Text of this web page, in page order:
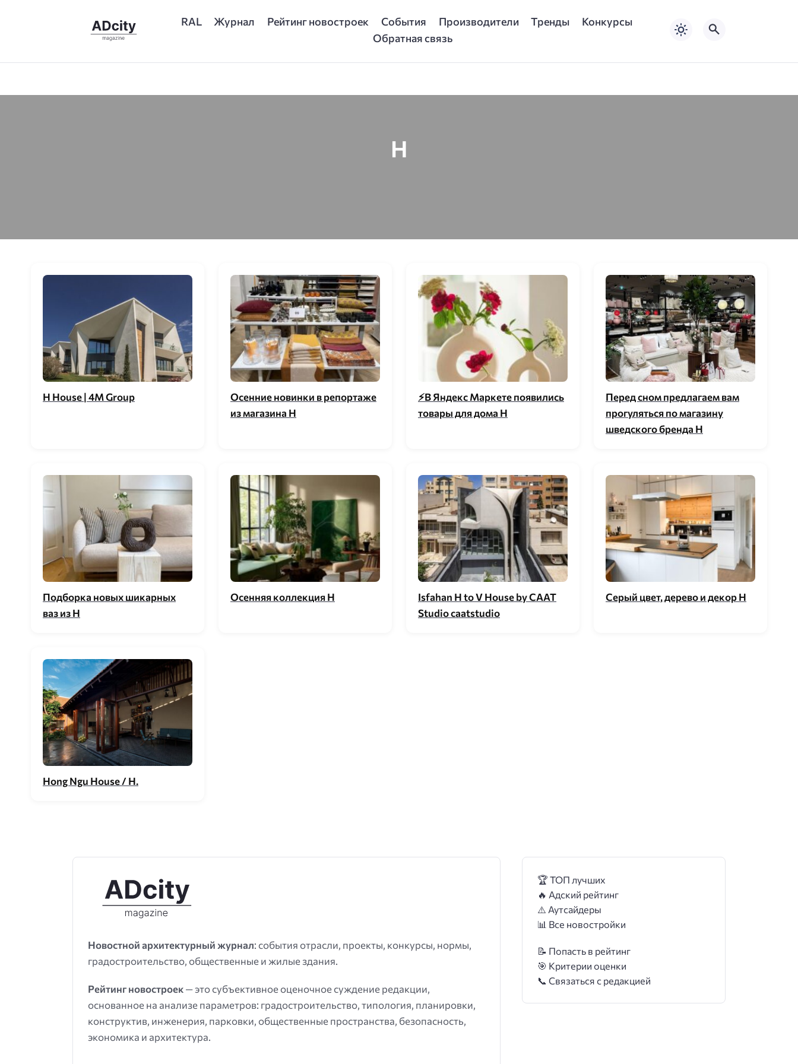
RAL Журнал Рейтинг новостроек События Производители Тренды
Конкурсы
Обратная связь
H
H House | 4M Group
Осенние новинки в репортаже
из магазина H
⚡️В Яндекс Маркете появились
товары для дома H
Перед сном предлагаем вам
прогуляться по магазину
шведского бренда H
Подборка новых шикарных
ваз из H
Осенняя коллекция H
Isfahan H to V House by CAAT
Studio caatstudio
Серый цвет, дерево и декор H
Hong Ngu House / H.
Новостной архитектурный журнал: события отрасли, проекты, конкурсы, нормы,
градостроительство, общественные и жилые здания.
Рейтинг новостроек — это субъективное оценочное суждение редакции,
основанное на анализе параметров: градостроительство, типология, планировки,
конструктив, инженерия, парковки, общественные пространства, безопасность,
экономика и архитектура.
🏆 ТОП лучших
🔥 Адский рейтинг
⚠️ Аутсайдеры
📊 Все новостройки
📝 Попасть в рейтинг
🎯 Критерии оценки
📞 Связаться с редакцией